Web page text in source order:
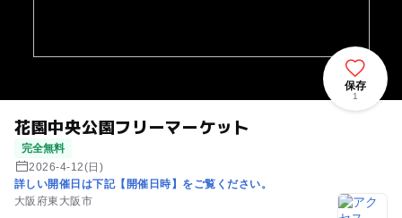
花園中央公園フリーマーケット
完全無料
2026-4-12(日)
詳しい開催日は下記【開催日時】をご覧ください。
大阪府東大阪市
保存
1